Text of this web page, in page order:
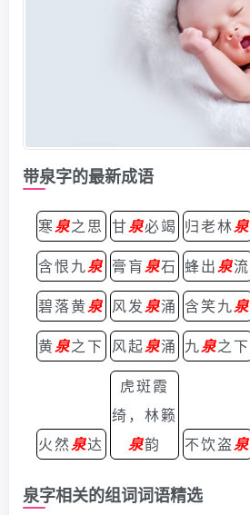
带泉字的最新成语
寒泉之思 甘泉必竭 归老林泉
含恨九泉 膏肓泉石 蜂出泉流
碧落黄泉 风发泉涌 含笑九泉
黄泉之下 风起泉涌 九泉之下
火然泉达
虎斑霞
绮，林籁
泉韵 不饮盗泉
泉字相关的组词词语精选